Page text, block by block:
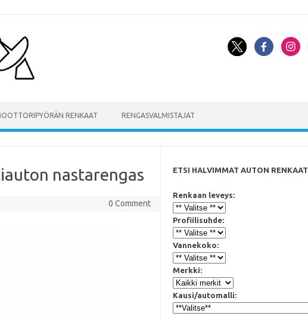
RENKAAT RENGASVALMISTAJAT
nastarengas
0 Comment
ETSI HALVIMMAT AUTON RENKAAT
Renkaan leveys:
Profiilisuhde:
Vannekoko:
Merkki:
Kausi/automalli: